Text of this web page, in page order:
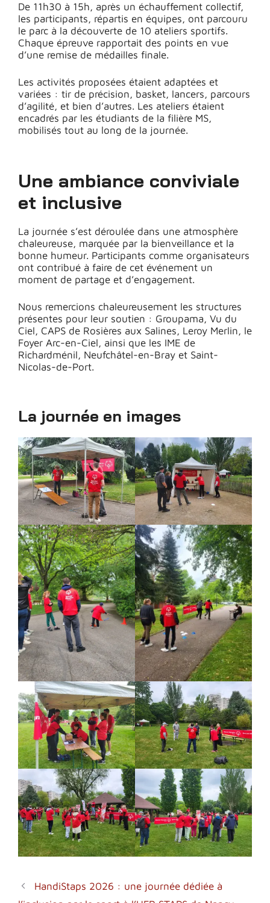
De 11h30 à 15h, après un échauffement collectif,
les participants, répartis en équipes, ont parcouru
le parc à la découverte de 10 ateliers sportifs.
Chaque épreuve rapportait des points en vue
d’une remise de médailles finale.
Les activités proposées étaient adaptées et
variées : tir de précision, basket, lancers, parcours
d’agilité, et bien d’autres. Les ateliers étaient
encadrés par les étudiants de la filière MS,
mobilisés tout au long de la journée.
Une ambiance conviviale
et inclusive
La journée s’est déroulée dans une atmosphère
chaleureuse, marquée par la bienveillance et la
bonne humeur. Participants comme organisateurs
ont contribué à faire de cet événement un
moment de partage et d’engagement.
Nous remercions chaleureusement les structures
présentes pour leur soutien : Groupama, Vu du
Ciel, CAPS de Rosières aux Salines, Leroy Merlin, le
Foyer Arc-en-Ciel, ainsi que les IME de
Richardménil, Neufchâtel-en-Bray et Saint-
Nicolas-de-Port.
La journée en images
HandiStaps 2026 : une journée dédiée à